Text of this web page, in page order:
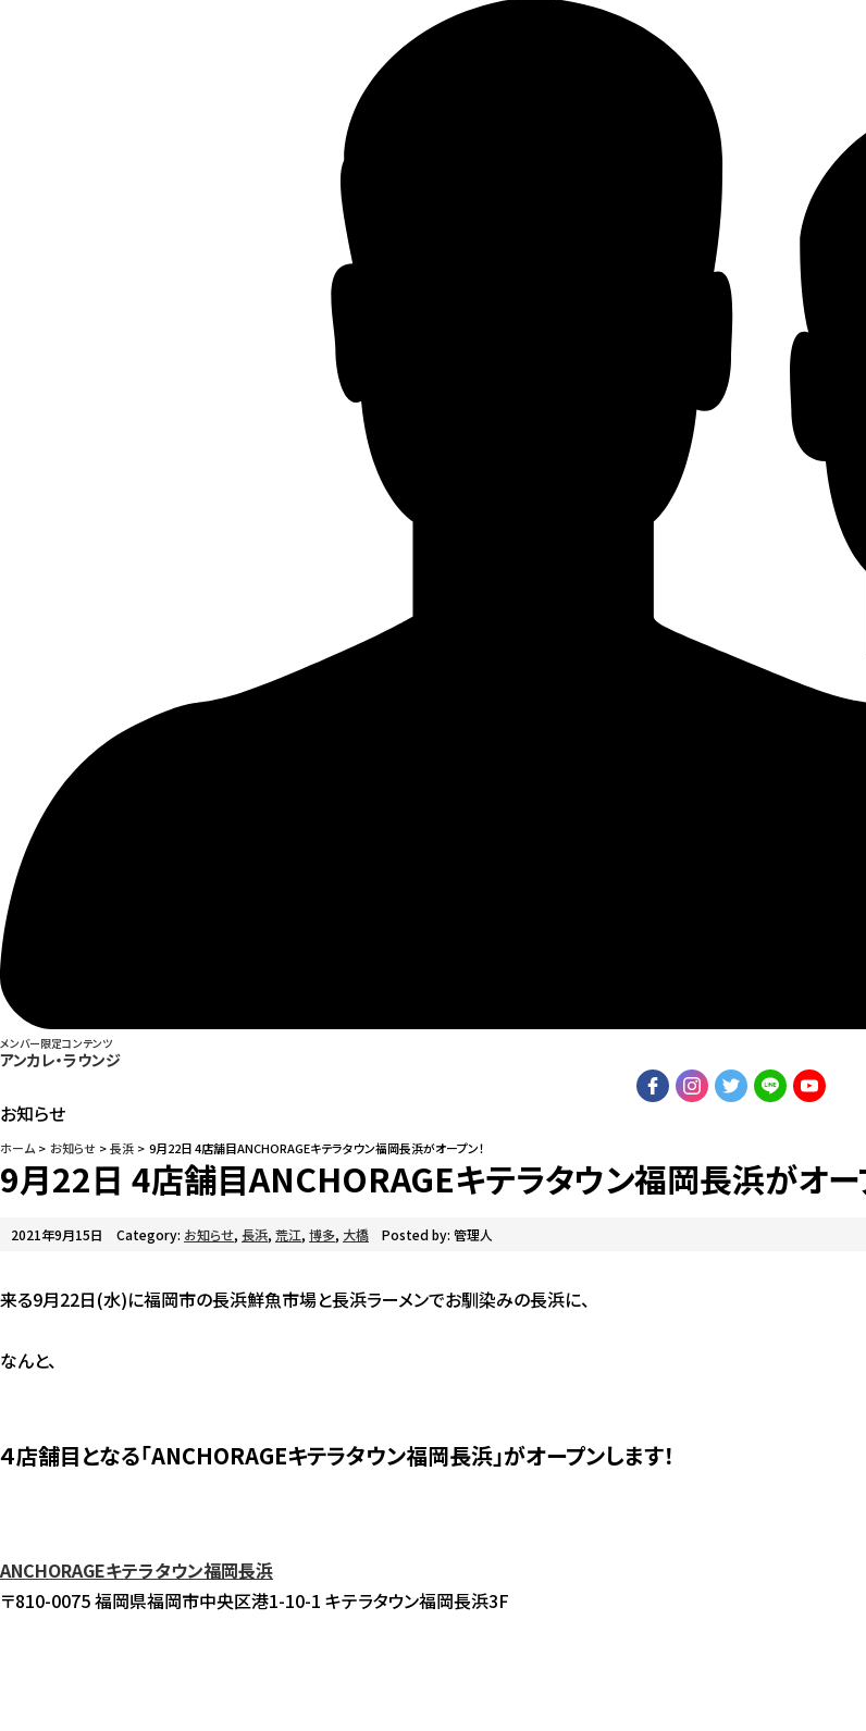
メンバー限定コンテンツ
アンカレ・ラウンジ
お知らせ
ホーム お知らせ 長浜 9月22日 4店舗目ANCHORAGEキテラタウン福岡長浜がオープン！
9月22日 4店舗目ANCHORAGEキテラタウン福岡長浜がオー
2021年9月15日 Category: お知らせ, 長浜, 荒江, 博多, 大橋 Posted by: 管理人
来る9月22日(水)に福岡市の長浜鮮魚市場と長浜ラーメンでお馴染みの長浜に、
なんと、
４店舗目となる「ANCHORAGEキテラタウン福岡長浜」がオープンします！
ANCHORAGEキテラタウン福岡長浜
〒810-0075 福岡県福岡市中央区港1-10-1 キテラタウン福岡長浜3F